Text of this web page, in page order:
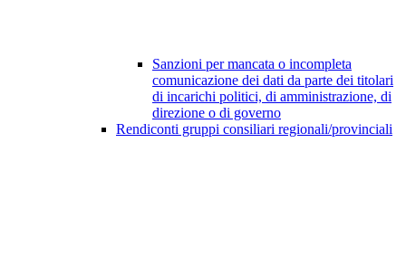
Sanzioni per mancata o incompleta
comunicazione dei dati da parte dei titolari
di incarichi politici, di amministrazione, di
direzione o di governo
Rendiconti gruppi consiliari regionali/provinciali